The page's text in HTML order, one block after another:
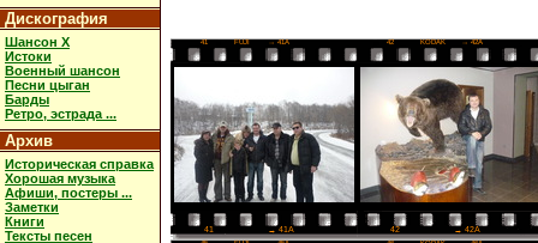
Дискография
Шансон X
Истоки
Военный шансон
Песни цыган
Барды
Ретро, эстрада ...
Архив
Историческая справка
Хорошая музыка
Афиши, постеры ...
Заметки
Книги
Тексты песен
41 FUJI → 41A 42 KODAK → 42A
41 → 41A 42 → 42A